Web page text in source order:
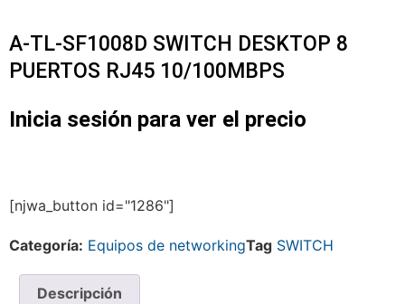
A-TL-SF1008D SWITCH DESKTOP 8
PUERTOS RJ45 10/100MBPS
Inicia sesión para ver el precio
[njwa_button id="1286"]
Categoría: Equipos de networkingTag SWITCH
Descripción